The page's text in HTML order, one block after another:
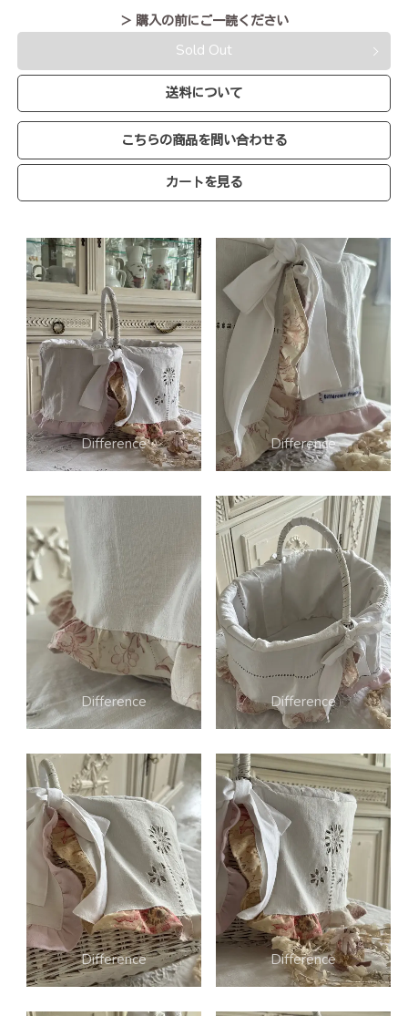
＞ 購入の前にご一読ください
Sold Out
送料について
こちらの商品を問い合わせる
カートを見る